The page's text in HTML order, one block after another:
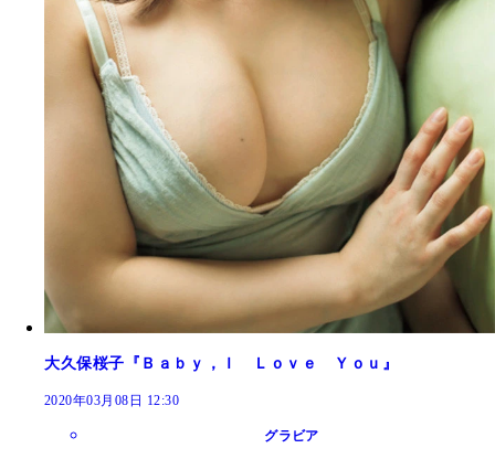
大久保桜子『Ｂａｂｙ，Ｉ Ｌｏｖｅ Ｙｏｕ』
2020年03月08日 12:30
グラビア